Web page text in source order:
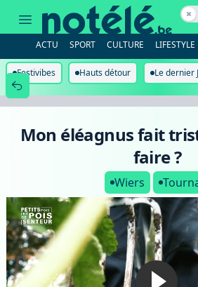
éléagnus
que
faire
ACTU SPORT CULTURE LIFESTYLE
Festivibes Hauts détour Le dernier
Mon éléagnus fait
faire ?
Wiers